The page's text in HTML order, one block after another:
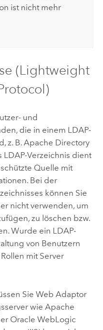
ist nicht mehr
(Lightweight
und
die in einem LDAP-
z. B. Apache Directory
Verzeichnis dient
Quelle mit
Bei der
können Sie
nicht verwenden, um
zu löschen bzw.
Wurde ein LDAP-
von Benutzern
mit Server
Sie Web Adaptor
wie Apache
Oracle WebLogic